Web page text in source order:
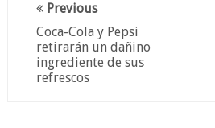
Previous
Coca-Cola y Pepsi
retirarán un dañino
ingrediente de sus
refrescos